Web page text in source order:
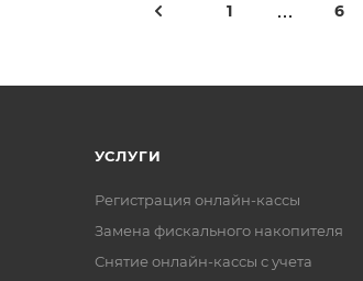
1 6
УСЛУГИ
Регистрация онлайн-кассы
Замена фискального накопителя
Снятие онлайн-кассы с учета